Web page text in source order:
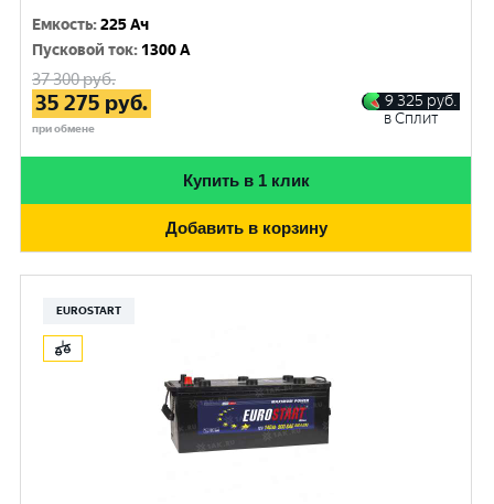
Емкость:225 Ач
Пусковой ток: 1300 A
37 300руб.
35 275 руб.
при обмене
9 325 руб.
в Сплит
Купить в 1 клик
Добавить в корзину
EUROSTART